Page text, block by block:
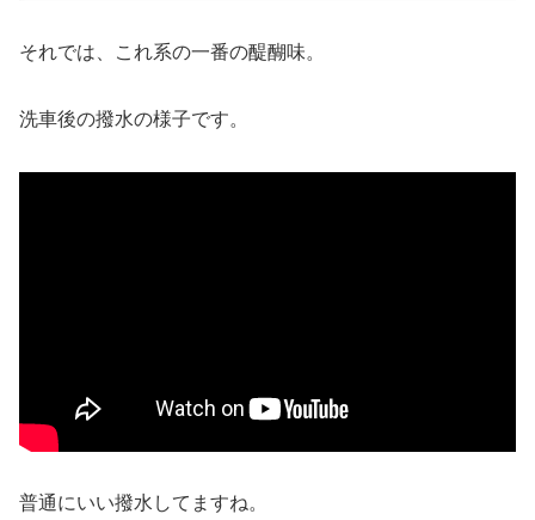
それでは、これ系の一番の醍醐味。
洗車後の撥水の様子です。
普通にいい撥水してますね。